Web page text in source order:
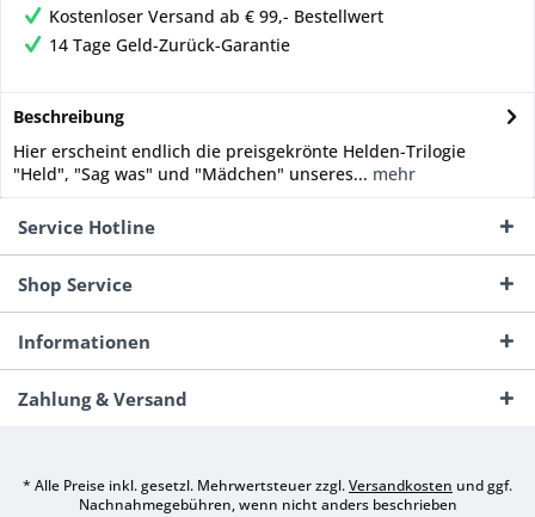
Kostenloser Versand ab € 99,- Bestellwert
14 Tage Geld-Zurück-Garantie
Beschreibung
Hier erscheint endlich die preisgekrönte Helden-Trilogie
"Held", "Sag was" und "Mädchen" unseres... mehr
Service Hotline
Shop Service
Informationen
Zahlung & Versand
* Alle Preise inkl. gesetzl. Mehrwertsteuer zzgl.Versandkosten und ggf.
Nachnahmegebühren, wenn nicht anders beschrieben